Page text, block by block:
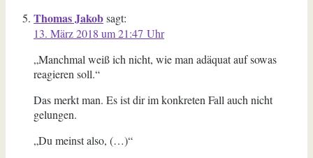
Thomas Jakobsagt:
13. März 2018 um 21:47 Uhr
„Manchmal weiß ich nicht, wie man adäquat auf sowas
reagieren soll.“
Das merkt man. Es ist dir im konkreten Fall auch nicht
gelungen.
„Du meinst also, (…)“